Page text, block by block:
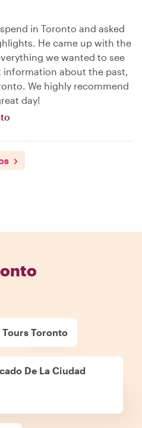
in Toronto and asked
He came up with the
we wanted to see
about the past,
We highly recommend
day!
Tours Toronto
De La Ciudad